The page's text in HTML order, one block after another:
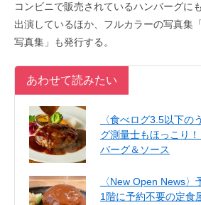
コンビニで販売されているハンバーグに
出演しているほか、フルカラーの写真集
写真集」も発行する。
あわせて読みたい
〈食べログ3.5以下の
グ測量士もほっこり
バーグ＆ソース
〈New Open News〉
1階に予約不要の定食